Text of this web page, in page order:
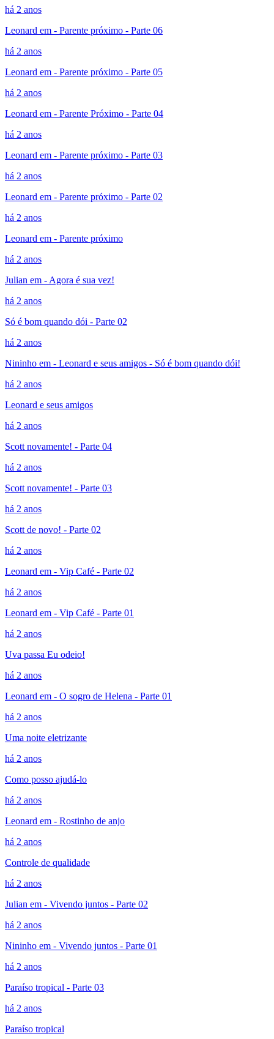
há 2 anos
Leonard em - Parente próximo - Parte 06
há 2 anos
Leonard em - Parente próximo - Parte 05
há 2 anos
Leonard em - Parente Próximo - Parte 04
há 2 anos
Leonard em - Parente próximo - Parte 03
há 2 anos
Leonard em - Parente próximo - Parte 02
há 2 anos
Leonard em - Parente próximo
há 2 anos
Julian em - Agora é sua vez!
há 2 anos
Só é bom quando dói - Parte 02
há 2 anos
Nininho em - Leonard e seus amigos - Só é bom quando dói!
há 2 anos
Leonard e seus amigos
há 2 anos
Scott novamente! - Parte 04
há 2 anos
Scott novamente! - Parte 03
há 2 anos
Scott de novo! - Parte 02
há 2 anos
Leonard em - Vip Café - Parte 02
há 2 anos
Leonard em - Vip Café - Parte 01
há 2 anos
Uva passa Eu odeio!
há 2 anos
Leonard em - O sogro de Helena - Parte 01
há 2 anos
Uma noite eletrizante
há 2 anos
Como posso ajudá-lo
há 2 anos
Leonard em - Rostinho de anjo
há 2 anos
Controle de qualidade
há 2 anos
Julian em - Vivendo juntos - Parte 02
há 2 anos
Nininho em - Vivendo juntos - Parte 01
há 2 anos
Paraíso tropical - Parte 03
há 2 anos
Paraíso tropical